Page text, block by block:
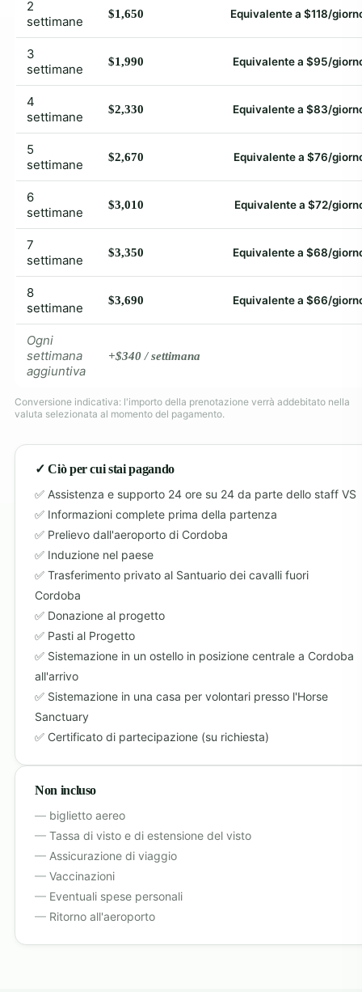
2
settimane
$1,650 Equivalente a $118/
3
settimane
$1,990 Equivalente a $95/
4
settimane
$2,330 Equivalente a $83/
5
settimane
$2,670 Equivalente a $76/
6
settimane
$3,010 Equivalente a $72/
7
settimane
$3,350 Equivalente a $68/
8
settimane
$3,690 Equivalente a $66/
Ogni
settimana
aggiuntiva
+$340 / settimana
Conversione indicativa: l'importo della prenotazione verrà addebitato nella
valuta selezionata al momento del pagamento.
✓ Ciò per cui stai pagando
Assistenza e supporto 24 ore su 24 da parte dello staff VS
Informazioni complete prima della partenza
Prelievo dall'aeroporto di Cordoba
Induzione nel paese
Trasferimento privato al Santuario dei cavalli fuori
Cordoba
Donazione al progetto
Pasti al Progetto
Sistemazione in un ostello in posizione centrale a Cordoba
all'arrivo
Sistemazione in una casa per volontari presso l'Horse
Sanctuary
Certificato di partecipazione (su richiesta)
Non incluso
biglietto aereo
Tassa di visto e di estensione del visto
Assicurazione di viaggio
Vaccinazioni
Eventuali spese personali
Ritorno all'aeroporto